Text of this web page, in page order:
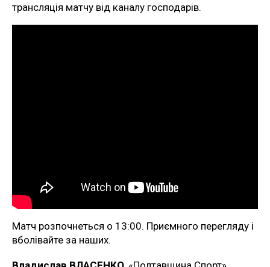
трансляція матчу від каналу господарів.
Матч розпочнеться о 13:00. Приємного перегляду і
вболівайте за наших.